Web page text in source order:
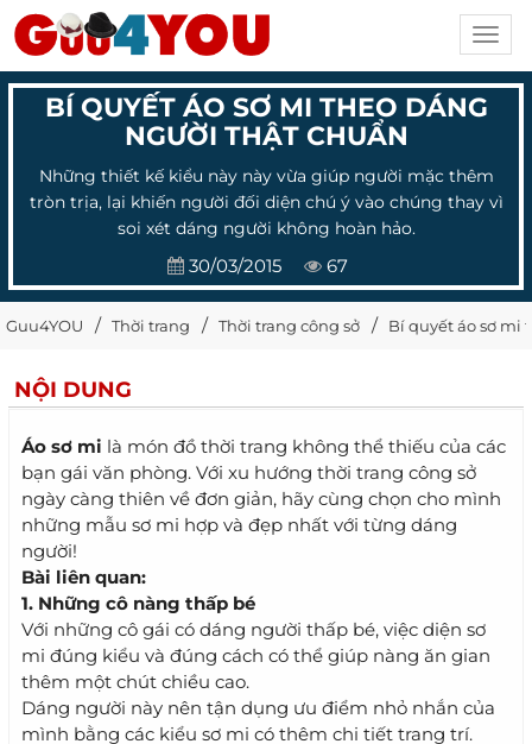
BÍ QUYẾT ÁO SƠ MI THEO DÁNG
NGƯỜI THẬT CHUẨN
Những thiết kế kiểu này này vừa giúp người mặc thêm
tròn trịa, lại khiến người đối diện chú ý vào chúng thay vì
soi xét dáng người không hoàn hảo.
30/03/2015 67
Guu4YOU Thời trang Thời trang công sở Bí quyết áo sơ mi
NỘI DUNG
Áo sơ mi là món đồ thời trang không thể thiếu của các
bạn gái văn phòng. Với xu hướng thời trang công sở
ngày càng thiên về đơn giản, hãy cùng chọn cho mình
những mẫu sơ mi hợp và đẹp nhất với từng dáng
người!
Bài liên quan:
1. Những cô nàng thấp bé
Với những cô gái có dáng người thấp bé, việc diện sơ
mi đúng kiểu và đúng cách có thể giúp nàng ăn gian
thêm một chút chiều cao.
Dáng người này nên tận dụng ưu điểm nhỏ nhắn của
mình bằng các kiểu sơ mi có thêm chi tiết trang trí.